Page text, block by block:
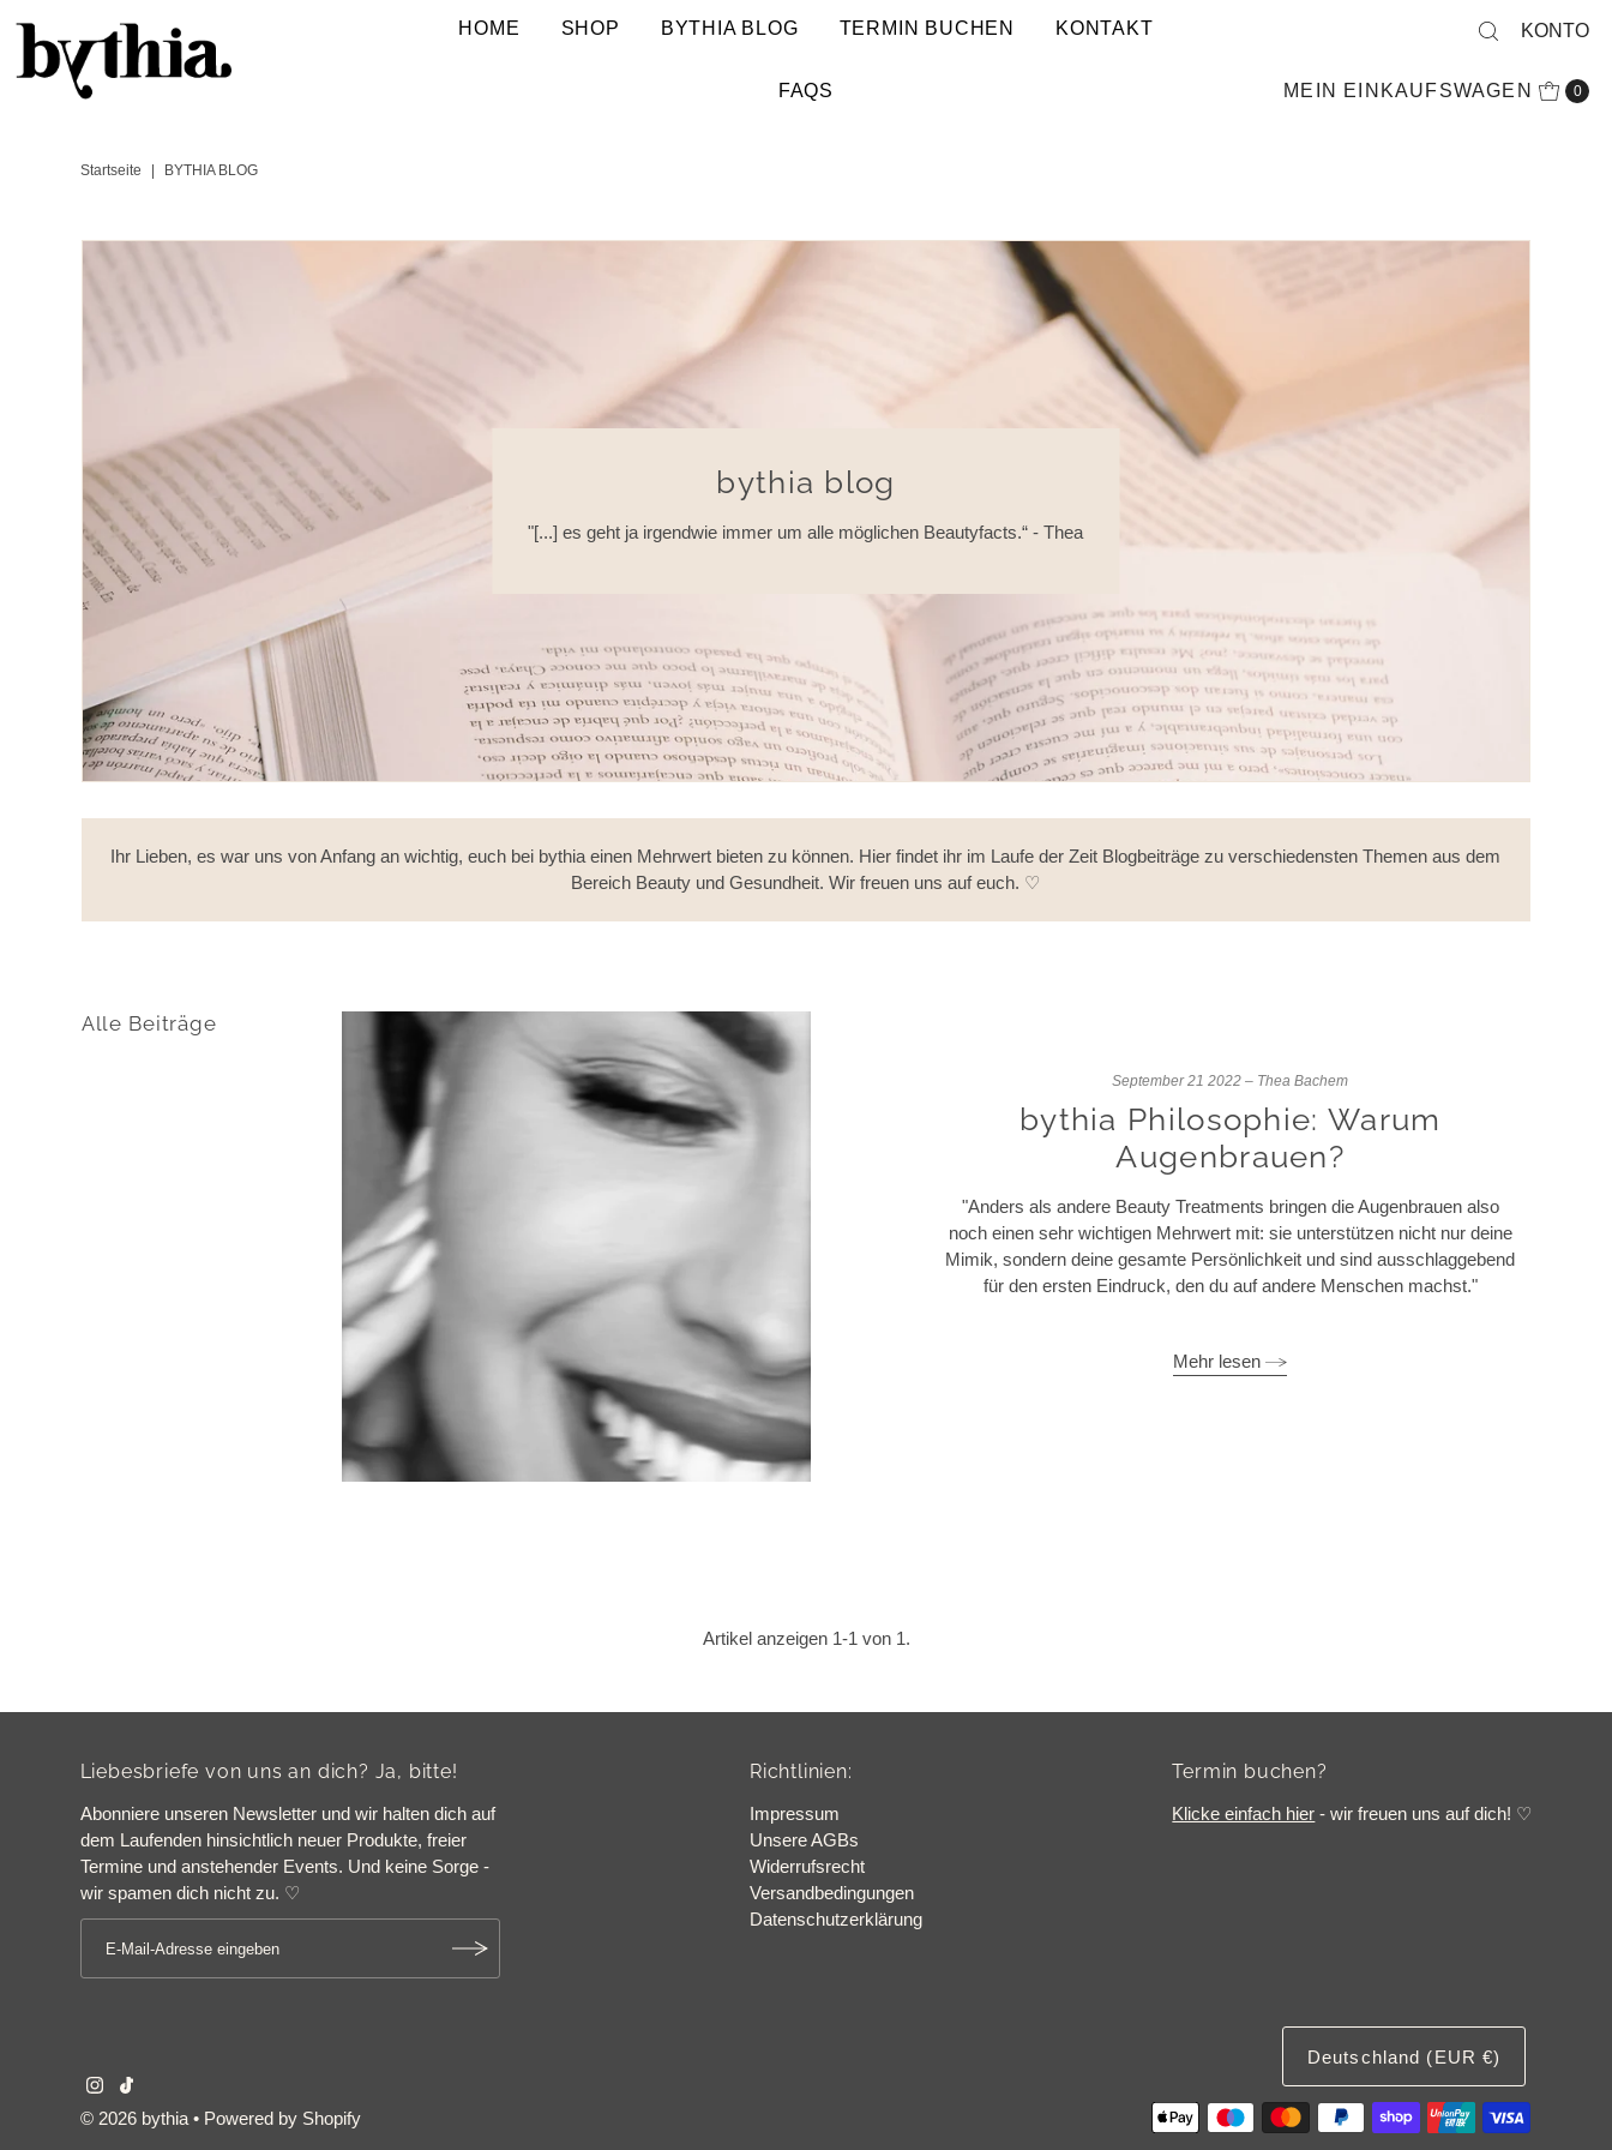
HOME SHOP BYTHIA BLOG TERMIN BUCHEN KONTAKT
FAQS
KONTO
MEIN EINKAUFSWAGEN 0
Startseite BYTHIA BLOG
bythia blog
"[...] es geht ja irgendwie immer um alle möglichen Beautyfacts.“ - Thea
Ihr Lieben, es war uns von Anfang an wichtig, euch bei bythia einen Mehrwert bieten zu können. Hier findet ihr im Laufe der Zeit Blogbeiträge zu verschiedensten Themen aus dem
Bereich Beauty und Gesundheit. Wir freuen uns auf euch. ♡
Alle Beiträge
September 21 2022 – Thea Bachem
bythia Philosophie: Warum
Augenbrauen?
"Anders als andere Beauty Treatments bringen die Augenbrauen also
noch einen sehr wichtigen Mehrwert mit: sie unterstützen nicht nur deine
Mimik, sondern deine gesamte Persönlichkeit und sind ausschlaggebend
für den ersten Eindruck, den du auf andere Menschen machst."
Mehr lesen
Artikel anzeigen 1-1 von 1.
Liebesbriefe von uns an dich? Ja, bitte!
Abonniere unseren Newsletter und wir halten dich auf
dem Laufenden hinsichtlich neuer Produkte, freier
Termine und anstehender Events. Und keine Sorge -
wir spamen dich nicht zu. ♡
Richtlinien:
Impressum
Unsere AGBs
Widerrufsrecht
Versandbedingungen
Datenschutzerklärung
Termin buchen?
Klicke einfach hier - wir freuen uns auf dich! ♡
© 2026 bythia• Powered by Shopify
Deutschland (EUR €)